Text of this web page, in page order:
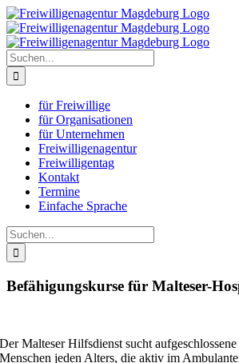
Zum
Inhalt
springen
Suche
nach:
für Freiwillige
für Organisationen
für Unternehmen
Freiwilligenagentur
Freiwilligentag
Kontakt
Termine
Einfache Sprache
Suche
nach:
Befähigungskurse für Malteser-
Der Malteser Hilfsdienst sucht
Menschen jeden Alters, die aktiv im